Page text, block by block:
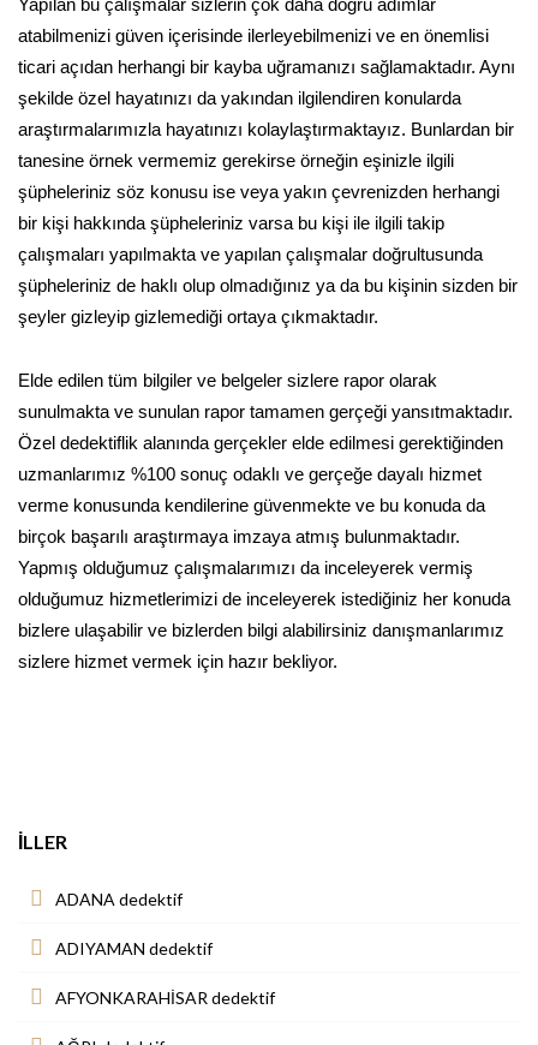
Yapılan bu çalışmalar sizlerin çok daha doğru adımlar
atabilmenizi güven içerisinde ilerleyebilmenizi ve en önemlisi
ticari açıdan herhangi bir kayba uğramanızı sağlamaktadır. Aynı
şekilde özel hayatınızı da yakından ilgilendiren konularda
araştırmalarımızla hayatınızı kolaylaştırmaktayız. Bunlardan bir
tanesine örnek vermemiz gerekirse örneğin eşinizle ilgili
şüpheleriniz söz konusu ise veya yakın çevrenizden herhangi
bir kişi hakkında şüpheleriniz varsa bu kişi ile ilgili takip
çalışmaları yapılmakta ve yapılan çalışmalar doğrultusunda
şüpheleriniz de haklı olup olmadığınız ya da bu kişinin sizden bir
şeyler gizleyip gizlemediği ortaya çıkmaktadır.
Elde edilen tüm bilgiler ve belgeler sizlere rapor olarak
sunulmakta ve sunulan rapor tamamen gerçeği yansıtmaktadır.
Özel dedektiflik alanında gerçekler elde edilmesi gerektiğinden
uzmanlarımız %100 sonuç odaklı ve gerçeğe dayalı hizmet
verme konusunda kendilerine güvenmekte ve bu konuda da
birçok başarılı araştırmaya imzaya atmış bulunmaktadır.
Yapmış olduğumuz çalışmalarımızı da inceleyerek vermiş
olduğumuz hizmetlerimizi de inceleyerek istediğiniz her konuda
bizlere ulaşabilir ve bizlerden bilgi alabilirsiniz danışmanlarımız
sizlere hizmet vermek için hazır bekliyor.
İLLER
ADANA dedektif
ADIYAMAN dedektif
AFYONKARAHİSAR dedektif